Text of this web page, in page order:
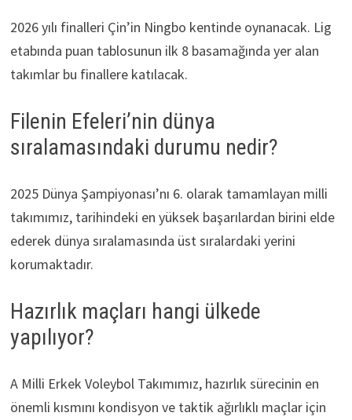
2026 yılı finalleri Çin’in Ningbo kentinde oynanacak. Lig
etabında puan tablosunun ilk 8 basamağında yer alan
takımlar bu finallere katılacak.
Filenin Efeleri’nin dünya
sıralamasındaki durumu nedir?
2025 Dünya Şampiyonası’nı 6. olarak tamamlayan milli
takımımız, tarihindeki en yüksek başarılardan birini elde
ederek dünya sıralamasında üst sıralardaki yerini
korumaktadır.
Hazırlık maçları hangi ülkede
yapılıyor?
A Milli Erkek Voleybol Takımımız, hazırlık sürecinin en
önemli kısmını kondisyon ve taktik ağırlıklı maçlar için